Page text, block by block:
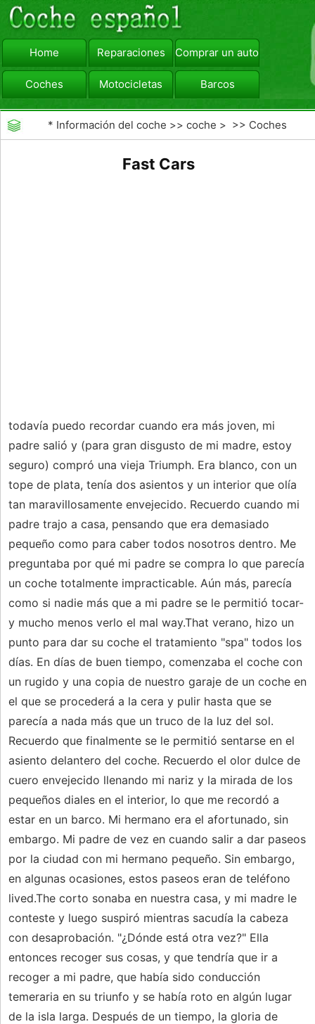
Home Reparaciones Comprar un automóvil
Coches Motocicletas Barcos
viajar Camiones
* Información del coche >>coche > >> Coches
Fast Cars
todavía puedo recordar cuando era más joven, mi
padre salió y (para gran disgusto de mi madre, estoy
seguro) compró una vieja Triumph. Era blanco, con un
tope de plata, tenía dos asientos y un interior que olía
tan maravillosamente envejecido. Recuerdo cuando mi
padre trajo a casa, pensando que era demasiado
pequeño como para caber todos nosotros dentro. Me
preguntaba por qué mi padre se compra lo que parecía
un coche totalmente impracticable. Aún más, parecía
como si nadie más que a mi padre se le permitió tocar-
y mucho menos verlo el mal way.That verano, hizo un
punto para dar su coche el tratamiento "spa" todos los
días. En días de buen tiempo, comenzaba el coche con
un rugido y una copia de nuestro garaje de un coche en
el que se procederá a la cera y pulir hasta que se
parecía a nada más que un truco de la luz del sol.
Recuerdo que finalmente se le permitió sentarse en el
asiento delantero del coche. Recuerdo el olor dulce de
cuero envejecido llenando mi nariz y la mirada de los
pequeños diales en el interior, lo que me recordó a
estar en un barco. Mi hermano era el afortunado, sin
embargo. Mi padre de vez en cuando salir a dar paseos
por la ciudad con mi hermano pequeño. Sin embargo,
en algunas ocasiones, estos paseos eran de teléfono
lived.The corto sonaba en nuestra casa, y mi madre le
conteste y luego suspiró mientras sacudía la cabeza
con desaprobación. "¿Dónde está otra vez?" Ella
entonces recoger sus cosas, y que tendría que ir a
recoger a mi padre, que había sido conducción
temeraria en su triunfo y se había roto en algún lugar
de la isla larga. Después de un tiempo, la gloria de